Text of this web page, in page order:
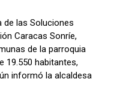
de las Soluciones
Caracas Sonríe,
de la parroquia
19.550 habitantes,
informó la alcaldesa